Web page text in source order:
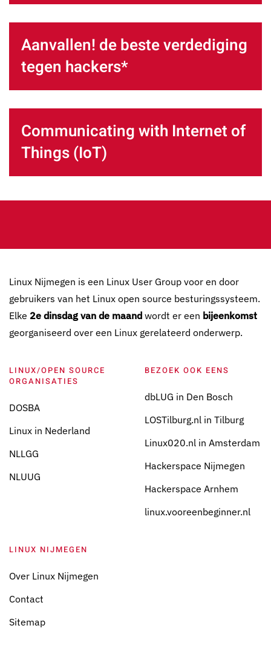
Aanvallen! de beste verdediging
tegen hackers*
Communicating with Internet of
Things (IoT)
Linux Nijmegen is een Linux User Group voor en door
gebruikers van het Linux open source besturingssysteem.
Elke 2e dinsdag van de maand wordt er een bijeenkomst
georganiseerd over een Linux gerelateerd onderwerp.
LINUX/OPEN SOURCE
ORGANISATIES
DOSBA
Linux in Nederland
NLLGG
NLUUG
BEZOEK OOK EENS
dbLUG in Den Bosch
LOSTilburg.nl in Tilburg
Linux020.nl in Amsterdam
Hackerspace Nijmegen
Hackerspace Arnhem
linux.vooreenbeginner.nl
LINUX NIJMEGEN
Over Linux Nijmegen
Contact
Sitemap